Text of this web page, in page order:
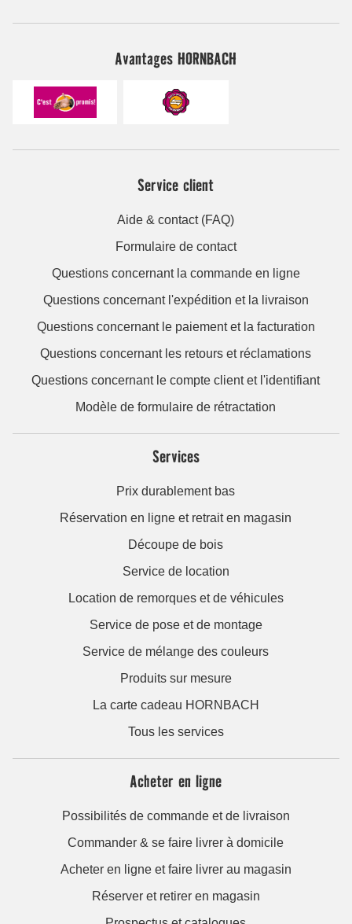
Avantages HORNBACH
Service client
Aide & contact (FAQ)
Formulaire de contact
Questions concernant la commande en ligne
Questions concernant l'expédition et la livraison
Questions concernant le paiement et la facturation
Questions concernant les retours et réclamations
Questions concernant le compte client et l'identifiant
Modèle de formulaire de rétractation
Services
Prix durablement bas
Réservation en ligne et retrait en magasin
Découpe de bois
Service de location
Location de remorques et de véhicules
Service de pose et de montage
Service de mélange des couleurs
Produits sur mesure
La carte cadeau HORNBACH
Tous les services
Acheter en ligne
Possibilités de commande et de livraison
Commander & se faire livrer à domicile
Acheter en ligne et faire livrer au magasin
Réserver et retirer en magasin